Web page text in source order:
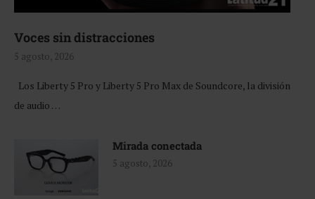
Voces sin distracciones
5 agosto, 2026
Los Liberty 5 Pro y Liberty 5 Pro Max de Soundcore, la división
de audio …
Mirada conectada
5 agosto, 2026